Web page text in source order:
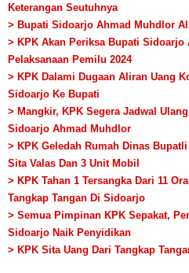
Keterangan Seutuhnya
> Bupati Sidoarjo Ahmad Muhdlor
> KPK Akan Periksa Bupati
Pelaksanaan Pemilu 2024
> KPK Dalami Dugaan Aliran Uang
Sidoarjo Ke Bupati
> Mangkir, KPK Segera Jadwal
Sidoarjo Ahmad Muhdlor
> KPK Geledah Rumah Dinas
Sita Valas Dan 3 Unit Mobil
> KPK Tahan 1 Tersangka Dari 11
Tangkap Tangan Di Sidoarjo
> Semua Pimpinan KPK Sepakat,
Sidoarjo Naik Penyidikan
> KPK Sita Uang Dari Tangkap